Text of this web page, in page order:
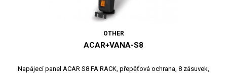
OTHER
ACAR+VANA-S8
Napájecí panel ACAR S8 FA RACK, přepěťová ochrana, 8 zásuvek,